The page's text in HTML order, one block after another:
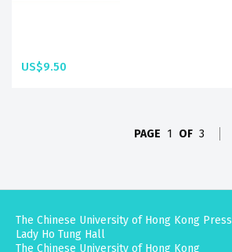
US$9.50
PAGE 1 OF 3
The Chinese University of Hong Kong Press
Lady Ho Tung Hall
The Chinese University of Hong Kong